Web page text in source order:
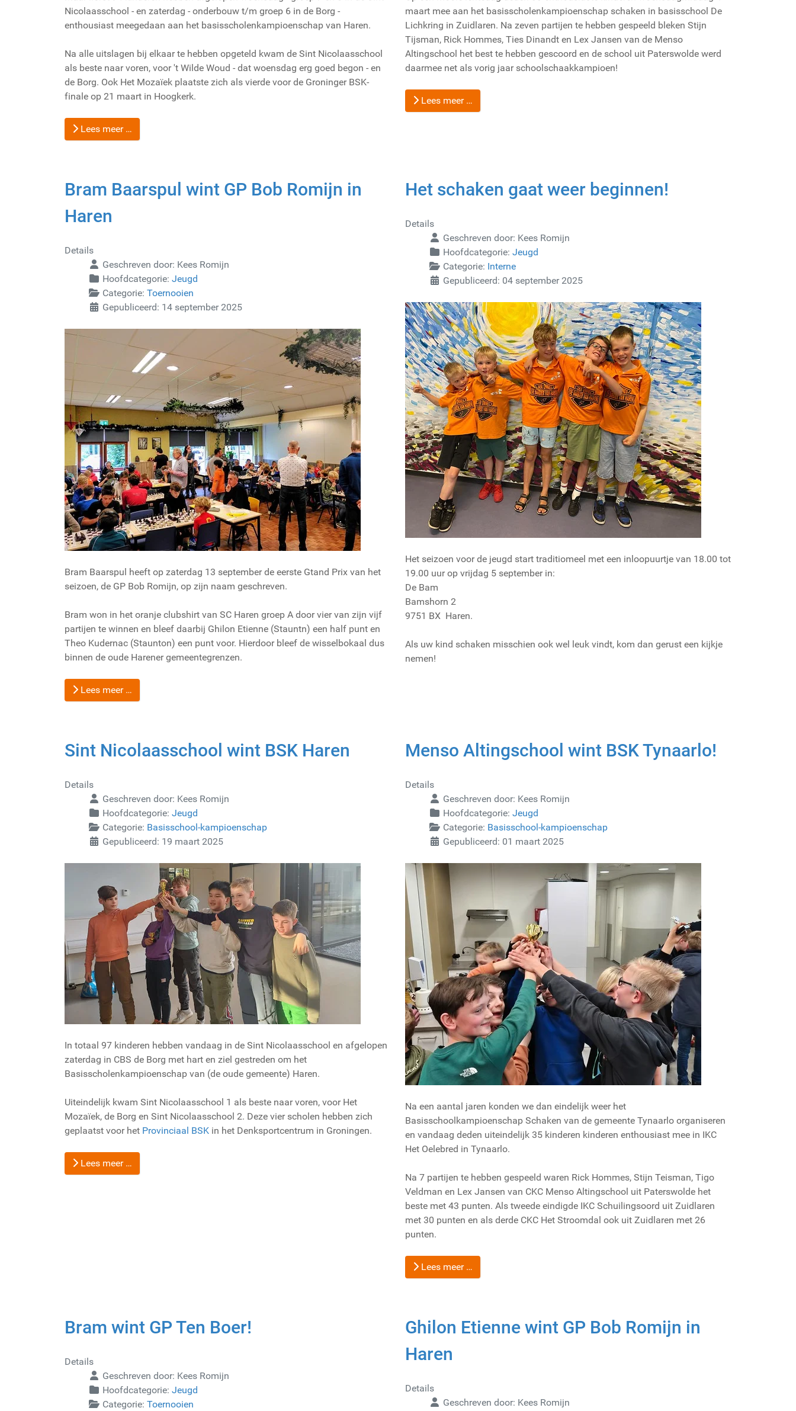
Nicolaasschool - en zaterdag - onderbouw t/m groep 6 in de Borg -
enthousiast meegedaan aan het basisscholenkampioenschap van Haren.
Na alle uitslagen bij elkaar te hebben opgeteld kwam de Sint Nicolaasschool
als beste naar voren, voor 't Wilde Woud - dat woensdag erg goed begon - en
de Borg. Ook Het Mozaïek plaatste zich als vierde voor de Groninger BSK-
finale op 21 maart in Hoogkerk.
Lees meer …
maart mee aan het basisscholenkampioenschap schaken in basisschool De
Lichkring in Zuidlaren. Na zeven partijen te hebben gespeeld bleken Stijn
Tijsman, Rick Hommes, Ties Dinandt en Lex Jansen van de Menso
Altingschool het best te hebben gescoord en de school uit Paterswolde werd
daarmee net als vorig jaar schoolschaakkampioen!
Lees meer …
Bram Baarspul wint GP Bob Romijn in
Haren
Details
Geschreven door: Kees Romijn
Hoofdcategorie: Jeugd
Categorie: Toernooien
Gepubliceerd: 14 september 2025
Bram Baarspul heeft op zaterdag 13 september de eerste Gtand Prix van het
seizoen, de GP Bob Romijn, op zijn naam geschreven.
Bram won in het oranje clubshirt van SC Haren groep A door vier van zijn vijf
partijen te winnen en bleef daarbij Ghilon Etienne (Stauntn) een half punt en
Theo Kudernac (Staunton) een punt voor. Hierdoor bleef de wisselbokaal dus
binnen de oude Harener gemeentegrenzen.
Lees meer …
Het schaken gaat weer beginnen!
Details
Geschreven door: Kees Romijn
Hoofdcategorie: Jeugd
Categorie: Interne
Gepubliceerd: 04 september 2025
Het seizoen voor de jeugd start traditiomeel met een inloopuurtje van 18.00 tot
19.00 uur op vrijdag 5 september in:
De Bam
Bamshorn 2
9751 BX Haren.
Als uw kind schaken misschien ook wel leuk vindt, kom dan gerust een kijkje
nemen!
Sint Nicolaasschool wint BSK Haren
Details
Geschreven door: Kees Romijn
Hoofdcategorie: Jeugd
Categorie: Basisschool-kampioenschap
Gepubliceerd: 19 maart 2025
In totaal 97 kinderen hebben vandaag in de Sint Nicolaasschool en afgelopen
zaterdag in CBS de Borg met hart en ziel gestreden om het
Basisscholenkampioenschap van (de oude gemeente) Haren.
Uiteindelijk kwam Sint Nicolaasschool 1 als beste naar voren, voor Het
Mozaïek, de Borg en Sint Nicolaasschool 2. Deze vier scholen hebben zich
geplaatst voor het Provinciaal BSK in het Denksportcentrum in Groningen.
Lees meer …
Menso Altingschool wint BSK Tynaarlo!
Details
Geschreven door: Kees Romijn
Hoofdcategorie: Jeugd
Categorie: Basisschool-kampioenschap
Gepubliceerd: 01 maart 2025
Na een aantal jaren konden we dan eindelijk weer het
Basisschoolkampioenschap Schaken van de gemeente Tynaarlo organiseren
en vandaag deden uiteindelijk 35 kinderen kinderen enthousiast mee in IKC
Het Oelebred in Tynaarlo.
Na 7 partijen te hebben gespeeld waren Rick Hommes, Stijn Teisman, Tigo
Veldman en Lex Jansen van CKC Menso Altingschool uit Paterswolde het
beste met 43 punten. Als tweede eindigde IKC Schuilingsoord uit Zuidlaren
met 30 punten en als derde CKC Het Stroomdal ook uit Zuidlaren met 26
punten.
Lees meer …
Bram wint GP Ten Boer!
Details
Geschreven door: Kees Romijn
Hoofdcategorie: Jeugd
Categorie: Toernooien
Ghilon Etienne wint GP Bob Romijn in
Haren
Details
Geschreven door: Kees Romijn